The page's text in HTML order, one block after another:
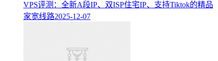
VPS评测：全新A段IP、双ISP住宅IP、支持Tiktok的精品
家宽线路2025-12-07